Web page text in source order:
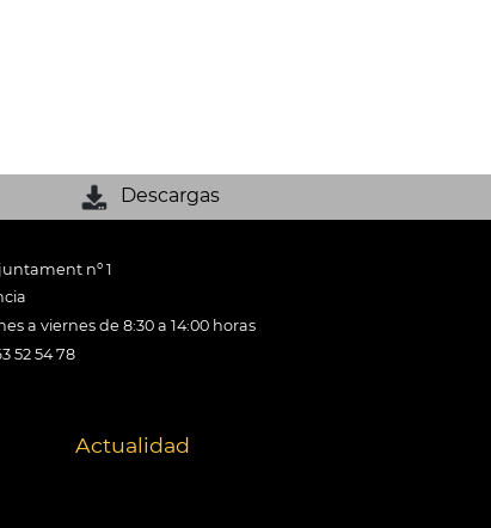
Descargas
nº 1
a viernes de 8:30 a 14:00 horas
52 54 78
Actualidad